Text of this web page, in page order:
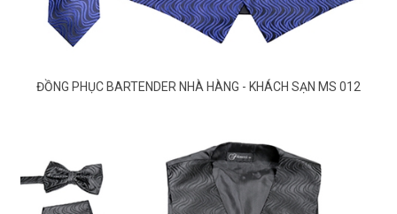
ĐỒNG PHỤC BARTENDER NHÀ HÀNG - KHÁCH SẠN MS 012